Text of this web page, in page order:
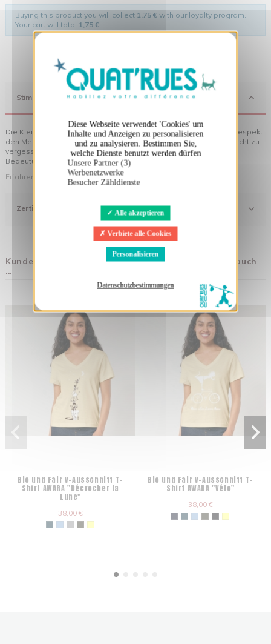
Diese Webseite verwendet 'Cookies' um
Inhalte und Anzeigen zu personalisieren
und zu analysieren. Bestimmen Sie,
welche Dienste benutzt werden dürfen
Unsere Partner (3)
Werbenetzwerke
Besucher Zähldienste
Alle akzeptieren
Verbiete alle Cookies
Personalisieren
Datenschutzbestimmungen
Buying this product you will collect 1,75 € with our loyalty program.
Your cart will total 1,75 €
Stimmung
Die Kleidung von Quat'rues besteht aus Bio-Baumwolle, die mit Respekt
den Menschen und ihrer Umwelt gegenüber hergestellt wurde... nicht zu
vergessen die originellen Motive, die Ihrer Kleidung noch mehr
Bedeutung verleihen!
Erfahren Sie mehr über unsere Philosophie
Zertifizierung
Kunden, die diesen Artikel gekauft haben, kauften auch
...
Bio und Fair V-Ausschnitt T-
Shirt AWARA "Décrocher la
Lune"
38,00 €
Bio und Fair V-Ausschnitt T-
Shirt AWARA "Vélo"
38,00 €